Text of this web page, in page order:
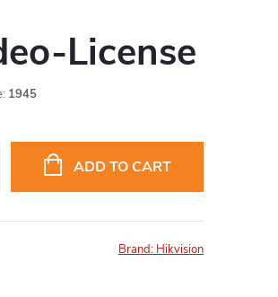
License
1945
ADD TO CART
Brand: Hikvision